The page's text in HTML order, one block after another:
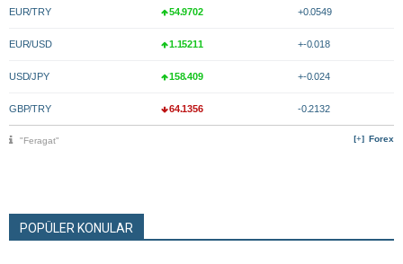
EUR/TRY 54.9702 +0.0549
EUR/USD 1.15211 +-0.018
USD/JPY 158.409 +-0.024
GBP/TRY 64.1356 -0.2132
Forex
"Feragat"
POPÜLER KONULAR